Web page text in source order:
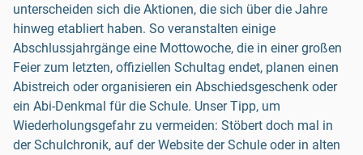
unterscheiden sich die Aktionen, die sich über die Jahre
hinweg etabliert haben. So veranstalten einige
Abschlussjahrgänge eine Mottowoche, die in einer großen
Feier zum letzten, offiziellen Schultag endet, planen einen
Abistreich oder organisieren ein Abschiedsgeschenk oder
ein Abi-Denkmal für die Schule. Unser Tipp, um
Wiederholungsgefahr zu vermeiden: Stöbert doch mal in
der Schulchronik, auf der Website der Schule oder in alten